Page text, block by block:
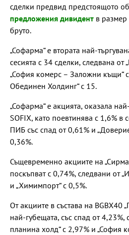
сделки предвид предстоящото
предложения дивидент в
бруто.
„Софарма“ е втората най-
сесията с 34 сделки, следвана от
„София комерс – Заложни къщи“
Обединен Холдинг“ с 15.
„Софарма“ е акцията, оказала
SOFIX, като поевтинява с 1,6% в
ПИБ със спад от 0,61% и
0,36%.
Същевременно акциите на
поскъпват с 0,74%, следвани от
и „Химимпорт“ с 0,5%.
От акциите в състава на BGBX40
най-губещата, със спад от 4,23%,
планина холд“ с 2,97% и „София